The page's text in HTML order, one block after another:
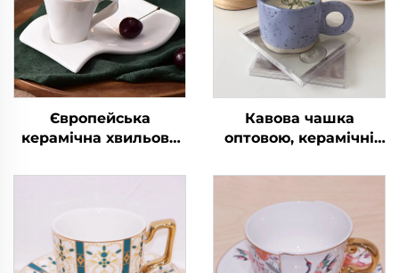
Європейська
керамічна хвильова
форми малої
чашки для кави та
блюдця
Кавова чашка
оптовою, керамічні
унцій, ручної роботи,
з ручкою для лате